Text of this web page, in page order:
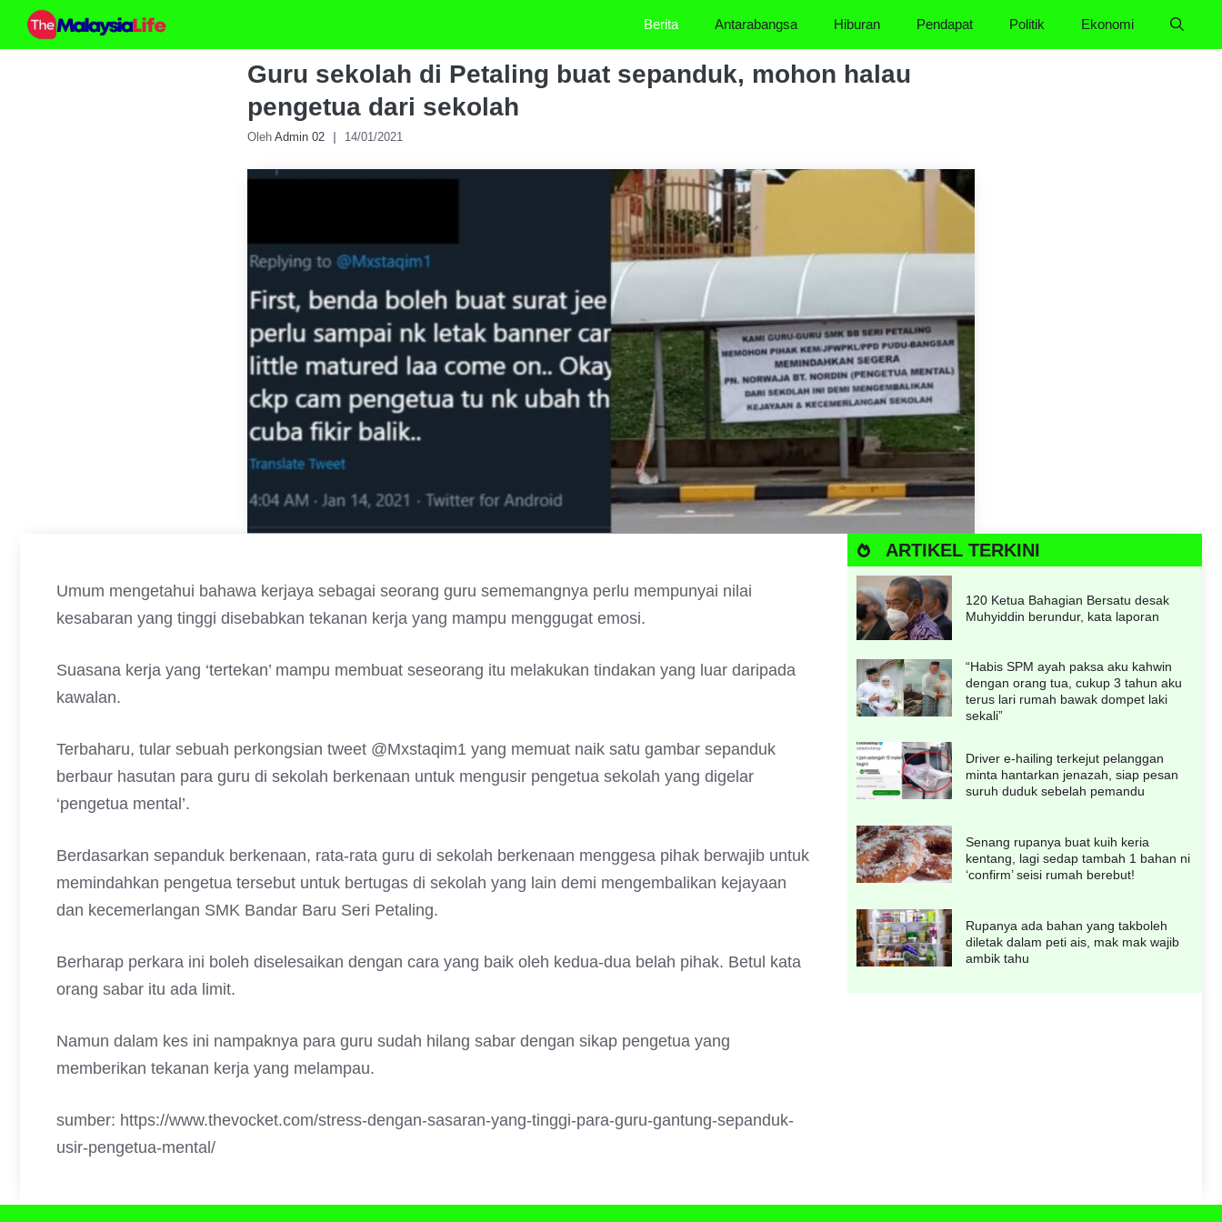
Skip
Berita Antarabangsa Hiburan Pendapat Politik Ekonomi
Guru sekolah di Petaling buat sepanduk, mohon halau
pengetua dari sekolah
Oleh Admin 02 14/01/2021
Umum mengetahui bahawa kerjaya sebagai seorang guru sememangnya perlu mempunyai nilai
kesabaran yang tinggi disebabkan tekanan kerja yang mampu menggugat emosi.
Suasana kerja yang ‘tertekan’ mampu membuat seseorang itu melakukan tindakan yang luar daripada
kawalan.
Terbaharu, tular sebuah perkongsian tweet @Mxstaqim1 yang memuat naik satu gambar sepanduk
berbaur hasutan para guru di sekolah berkenaan untuk mengusir pengetua sekolah yang digelar
‘pengetua mental’.
Berdasarkan sepanduk berkenaan, rata-rata guru di sekolah berkenaan menggesa pihak berwajib untuk
memindahkan pengetua tersebut untuk bertugas di sekolah yang lain demi mengembalikan kejayaan
dan kecemerlangan SMK Bandar Baru Seri Petaling.
Berharap perkara ini boleh diselesaikan dengan cara yang baik oleh kedua-dua belah pihak. Betul kata
orang sabar itu ada limit.
Namun dalam kes ini nampaknya para guru sudah hilang sabar dengan sikap pengetua yang
memberikan tekanan kerja yang melampau.
sumber: https://www.thevocket.com/stress-dengan-sasaran-yang-tinggi-para-guru-gantung-sepanduk-
usir-pengetua-mental/
ARTIKEL TERKINI
120 Ketua Bahagian Bersatu desak
Muhyiddin berundur, kata laporan
“Habis SPM ayah paksa aku kahwin
dengan orang tua, cukup 3 tahun aku
terus lari rumah bawak dompet laki
sekali”
Driver e-hailing terkejut pelanggan
minta hantarkan jenazah, siap pesan
suruh duduk sebelah pemandu
Senang rupanya buat kuih keria
kentang, lagi sedap tambah 1 bahan ni
‘confirm’ seisi rumah berebut!
Rupanya ada bahan yang takboleh
diletak dalam peti ais, mak mak wajib
ambik tahu